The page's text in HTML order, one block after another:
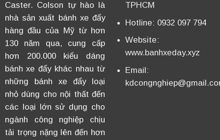
Caster. Colson tự hào là
nhà sản xuất bánh xe đẩy
hàng đầu của Mỹ từ hơn
130 năm qua, cung cấp
hơn 200.000 kiểu dáng
bánh xe đẩy khác nhau từ
những bánh xe đẩy loại
nhỏ dùng cho nội thất đến
các loại lớn sử dụng cho
ngành công nghiệp chịu
tải trọng nặng lên đến hơn
TPHCM
Hotline: 0932 097 794
Website:
www.banhxeday.xyz
Email: